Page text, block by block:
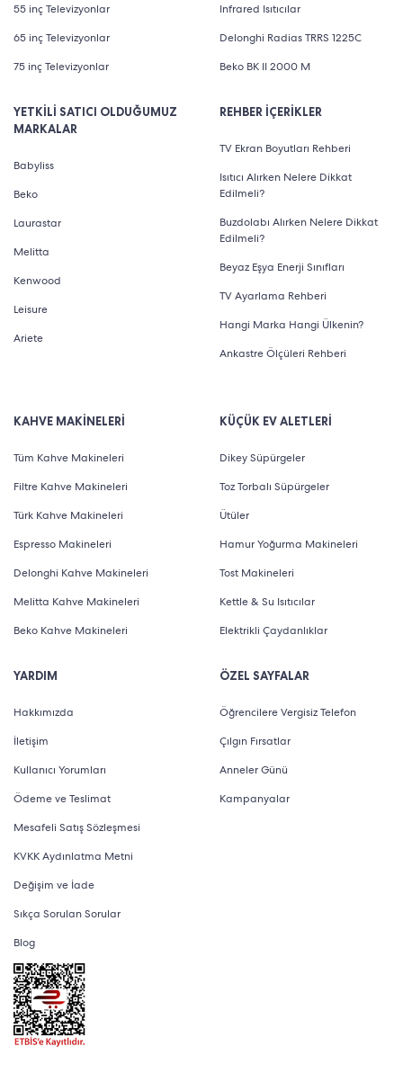
55 inç Televizyonlar
65 inç Televizyonlar
75 inç Televizyonlar
YETKİLİ SATICI OLDUĞUMUZ
MARKALAR
Babyliss
Beko
Laurastar
Melitta
Kenwood
Leisure
Ariete
Infrared Isıtıcılar
Delonghi Radias TRRS 1225C
Beko BK II 2000 M
REHBER İÇERİKLER
TV Ekran Boyutları Rehberi
Isıtıcı Alırken Nelere Dikkat
Edilmeli?
Buzdolabı Alırken Nelere Dikkat
Edilmeli?
Beyaz Eşya Enerji Sınıfları
TV Ayarlama Rehberi
Hangi Marka Hangi Ülkenin?
Ankastre Ölçüleri Rehberi
KAHVE MAKİNELERİ
Tüm Kahve Makineleri
Filtre Kahve Makineleri
Türk Kahve Makineleri
Espresso Makineleri
Delonghi Kahve Makineleri
Melitta Kahve Makineleri
Beko Kahve Makineleri
YARDIM
Hakkımızda
İletişim
Kullanıcı Yorumları
Ödeme ve Teslimat
Mesafeli Satış Sözleşmesi
KVKK Aydınlatma Metni
Değişim ve İade
Sıkça Sorulan Sorular
Blog
KÜÇÜK EV ALETLERİ
Dikey Süpürgeler
Toz Torbalı Süpürgeler
Ütüler
Hamur Yoğurma Makineleri
Tost Makineleri
Kettle & Su Isıtıcılar
Elektrikli Çaydanlıklar
ÖZEL SAYFALAR
Öğrencilere Vergisiz Telefon
Çılgın Fırsatlar
Anneler Günü
Kampanyalar